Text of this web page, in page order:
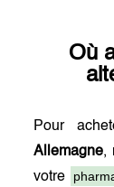
Où
Pour
Allemagne,
votre